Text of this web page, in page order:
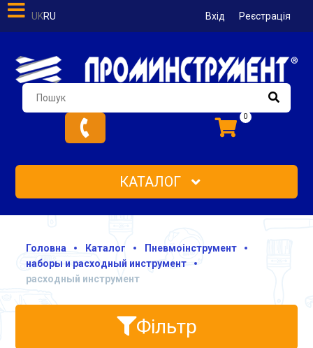
UKRU Вхід Реєстрація
0
КАТАЛОГ
Головна Каталог
Пневмоінструмент
наборы и расходный инструмент
расходный инструмент
Фільтр